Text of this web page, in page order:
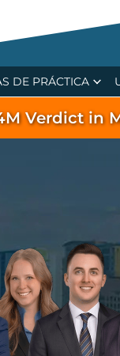
DE PRÁCTICA
Verdict in